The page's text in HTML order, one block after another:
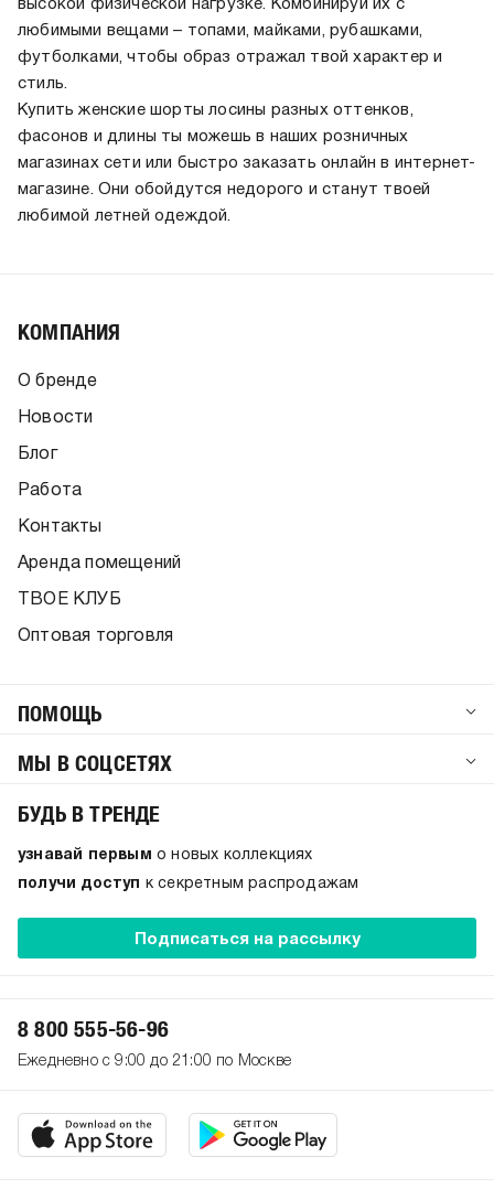
высокой физической нагрузке. Комбинируй их с
любимыми вещами – топами, майками, рубашками,
футболками, чтобы образ отражал твой характер и
стиль.
Купить женские шорты лосины разных оттенков,
фасонов и длины ты можешь в наших розничных
магазинах сети или быстро заказать онлайн в интернет-
магазине. Они обойдутся недорого и станут твоей
любимой летней одеждой.
КОМПАНИЯ
О бренде
Новости
Блог
Работа
Контакты
Аренда помещений
ТВОЕ КЛУБ
Оптовая торговля
ПОМОЩЬ
МЫ В СОЦСЕТЯХ
БУДЬ В ТРЕНДЕ
узнавай первым о новых коллекциях
получи доступ к секретным распродажам
Подписаться на рассылку
8 800 555-56-96
Ежедневно с 9:00 до 21:00 по Москве